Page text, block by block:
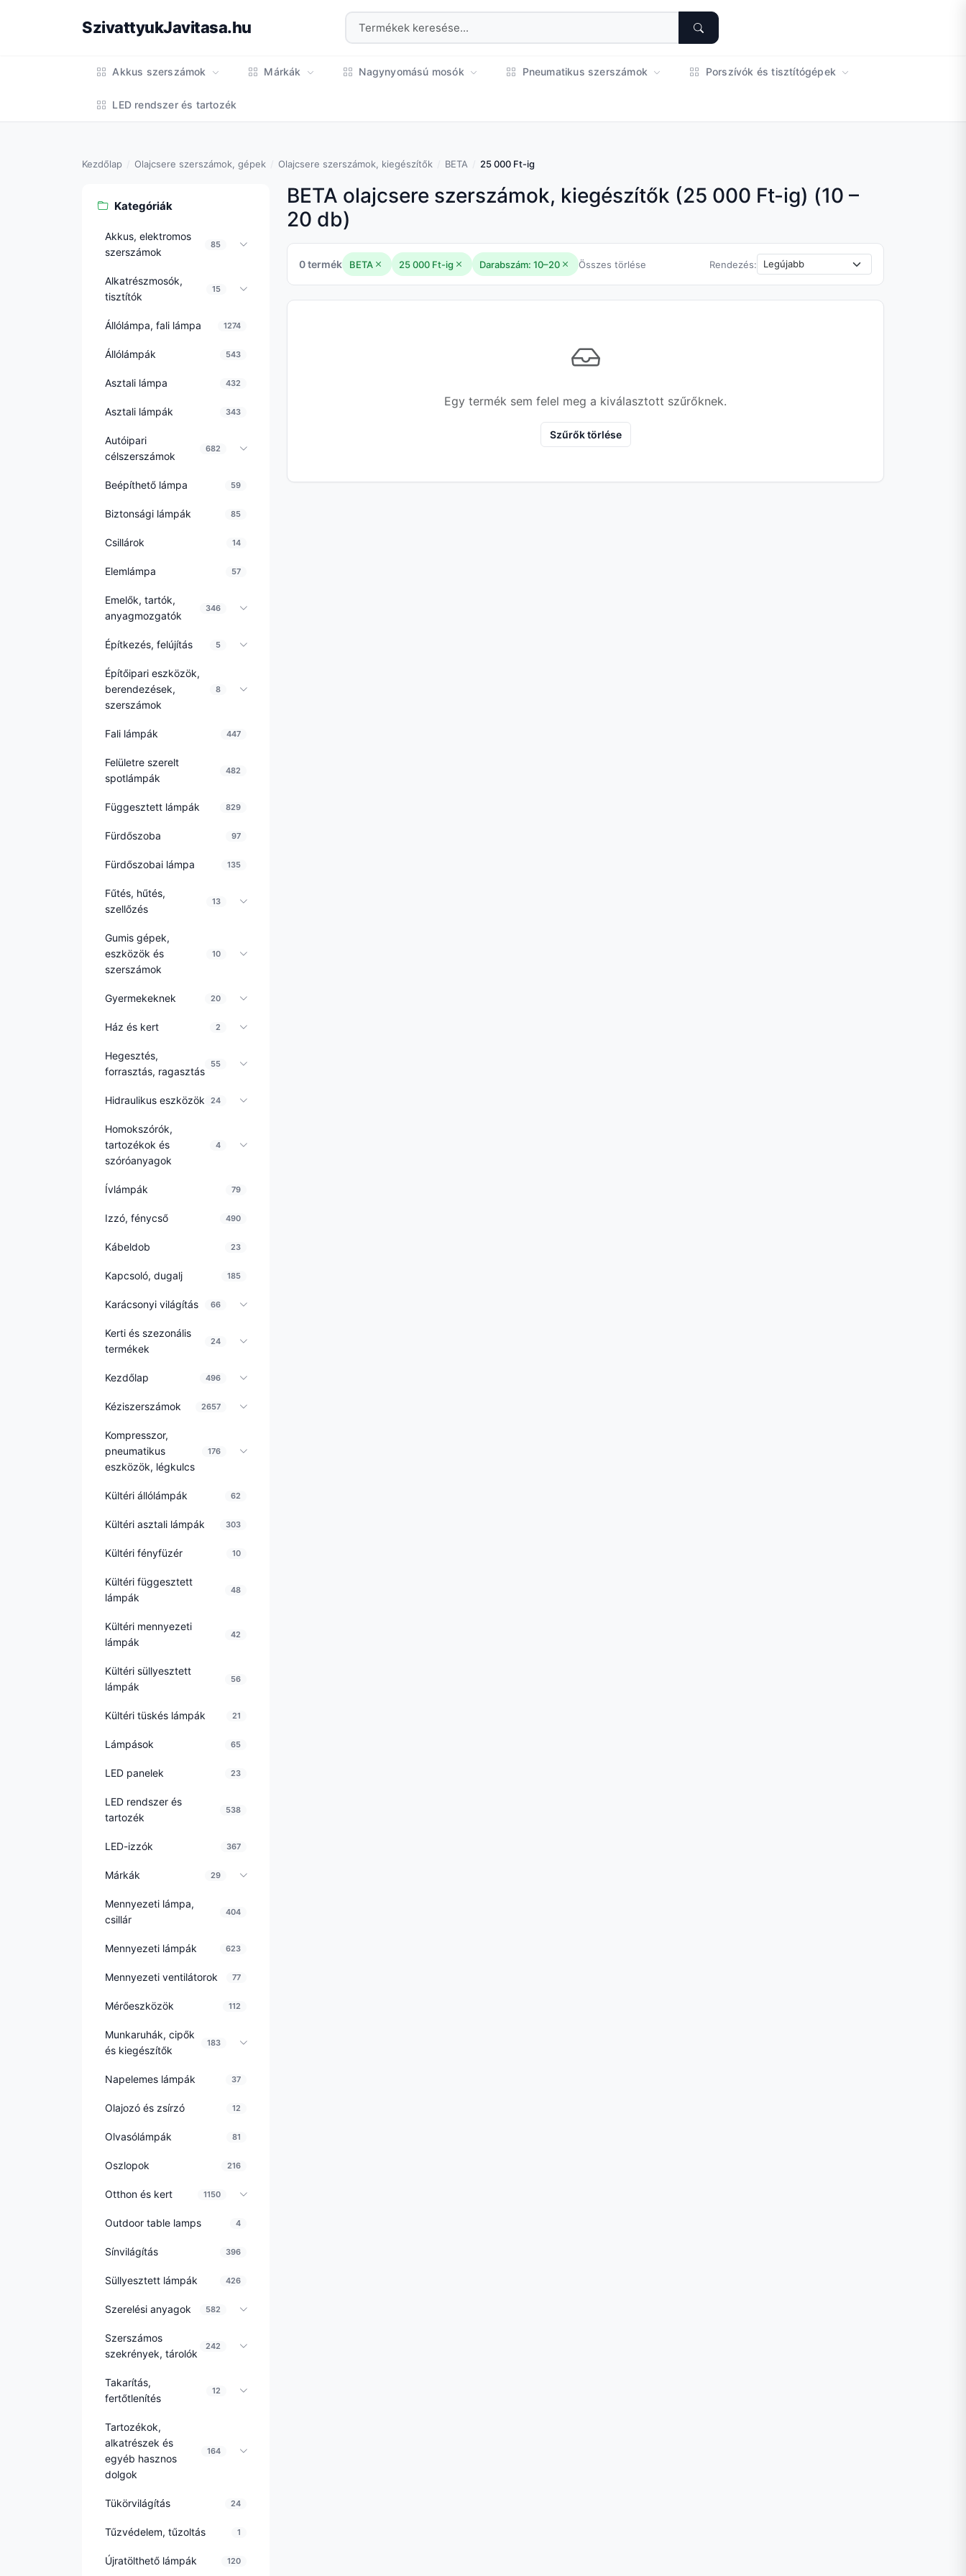
SzivattyukJavitasa.hu
Akkus szerszámok Márkák Nagynyomású mosók Pneumatikus szerszámok Porszívók és tisztítógépek
LED rendszer és tartozék
Kezdőlap Olajcsere szerszámok, gépek Olajcsere szerszámok, kiegészítők BETA 25 000 Ft-ig
BETA olajcsere szerszámok, kiegészítők (25 000 Ft-ig) (10 –
20 db)
0 termék BETA 25 000 Ft-ig Darabszám: 10–20 Összes törlése Rendezés:
Egy termék sem felel meg a kiválasztott szűrőknek.
Szűrők törlése
Kategóriák
Akkus, elektromos
szerszámok
85
Alkatrészmosók,
tisztítók
15
Állólámpa, fali lámpa 1274
Állólámpák 543
Asztali lámpa 432
Asztali lámpák 343
Autóipari
célszerszámok
682
Beépíthető lámpa 59
Biztonsági lámpák 85
Csillárok 14
Elemlámpa 57
Emelők, tartók,
anyagmozgatók
346
Építkezés, felújítás 5
Építőipari eszközök,
berendezések,
szerszámok
8
Fali lámpák 447
Felületre szerelt
spotlámpák
482
Függesztett lámpák 829
Fürdőszoba 97
Fürdőszobai lámpa 135
Fűtés, hűtés,
szellőzés
13
Gumis gépek,
eszközök és
szerszámok
10
Gyermekeknek 20
Ház és kert 2
Hegesztés,
forrasztás, ragasztás
55
Hidraulikus eszközök 24
Homokszórók,
tartozékok és
szóróanyagok
4
Ívlámpák 79
Izzó, fénycső 490
Kábeldob 23
Kapcsoló, dugalj 185
Karácsonyi világítás 66
Kerti és szezonális
termékek
24
Kezdőlap 496
Kéziszerszámok 2657
Kompresszor,
pneumatikus
eszközök, légkulcs
176
Kültéri állólámpák 62
Kültéri asztali lámpák 303
Kültéri fényfüzér 10
Kültéri függesztett
lámpák
48
Kültéri mennyezeti
lámpák
42
Kültéri süllyesztett
lámpák
56
Kültéri tüskés lámpák 21
Lámpások 65
LED panelek 23
LED rendszer és
tartozék
538
LED-izzók 367
Márkák 29
Mennyezeti lámpa,
csillár
404
Mennyezeti lámpák 623
Mennyezeti ventilátorok 77
Mérőeszközök 112
Munkaruhák, cipők
és kiegészítők
183
Napelemes lámpák 37
Olajozó és zsírzó 12
Olvasólámpák 81
Oszlopok 216
Otthon és kert 1150
Outdoor table lamps 4
Sínvilágítás 396
Süllyesztett lámpák 426
Szerelési anyagok 582
Szerszámos
szekrények, tárolók
242
Takarítás,
fertőtlenítés
12
Tartozékok,
alkatrészek és
egyéb hasznos
dolgok
164
Tükörvilágítás 24
Tűzvédelem, tűzoltás 1
Újratölthető lámpák 120